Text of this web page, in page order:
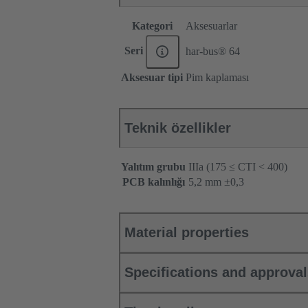
Kategori Aksesuarlar
Seri har-bus® 64
Aksesuar tipi Pim kaplaması
Teknik özellikler
Yalıtım grubu IIIa (175 ≤ CTI < 400)
PCB kalınlığı ‌5,2 mm ±0,3 ‌
Material properties
Specifications and